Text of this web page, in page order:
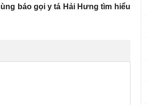
báo gọi y tá Hải Hưng tìm hiểu